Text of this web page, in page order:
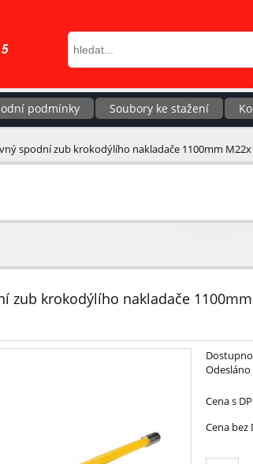
podmínky Soubory ke stažení
spodní zub krokodýlího nakladače 1100mm
zub krokodýlího nakladače
Cena s
Cena bez